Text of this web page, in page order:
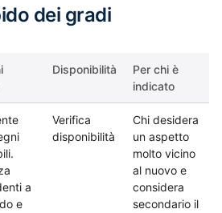
dei gradi
Disponibilità
Per chi è
indicato
a
e
Verifica
disponibilità
Chi desidera
un aspetto
molto vicino
al nuovo e
considera
secondario il